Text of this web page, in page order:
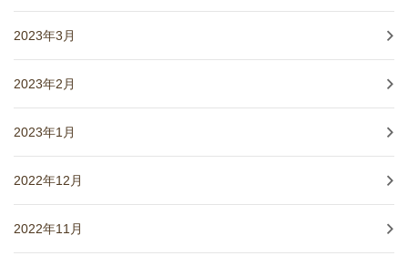
2023年3月
2023年2月
2023年1月
2022年12月
2022年11月